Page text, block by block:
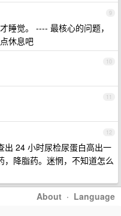
9
睡觉。 ---- 最核心的问题，
休息吧
10
11
12
出 24 小时尿检尿蛋白高出一
，降脂药。迷惘，不知道怎么
About · Language